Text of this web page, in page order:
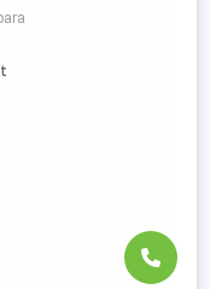
cablajelor auto , în
de luni -vineri .
(salariu de încadrare)
Beneficii: Tichete de